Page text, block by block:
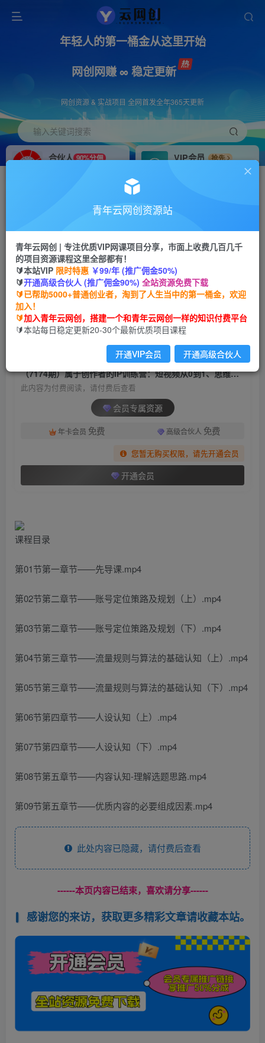
年轻人的第一桶金从这里开始
网创网赚 ∞ 稳定更新
网创资源 & 实战项目 全网首发全年365天更新
输入关键词搜索
合伙人 90%分佣
VIP会员
抢先
搭建同款网站，自己当老板
首页 创业课程 会员专属 正文
（7174期）属于创作者的IP训练营：短视频从0到
1、思维与认知实操课（9节课）
青年云网创
2年前发布
关注 私信
（7174期）属于创作者的IP训练营：短视频从0到1、思维与认知实操课（9节课）
此内容为付费阅读，请付费后查看
会员专属资源
年卡会员 免费 高级合伙人 免费
您暂无购买权限，请先开通会员
开通会员
课程目录
第01节第一章节——先导课.mp4
第02节第二章节——账号定位策路及规划（上）.mp4
第03节第二章节——账号定位策路及规划（下）.mp4
第04节第三章节——流量规则与算法的基础认知（上）.mp4
第05节第三章节——流量规则与算法的基础认知（下）.mp4
第06节第四章节——人设认知（上）.mp4
第07节第四章节——人设认知（下）.mp4
第08节第五章节——内容认知-理解选题思路.mp4
第09节第五章节——优质内容的必要组成因素.mp4
此处内容已隐藏，请付费后查看
------本页内容已结束，喜欢请分享------
感谢您的来访，获取更多精彩文章请收藏本站。
青年云网创资源站
青年云网创 | 专注优质VIP网课项目分享，市面上收费几百几千
的项目资源课程这里全部都有！
🔰本站VIP 限时特惠 ￥99/年 (推广佣金50%)
🔰开通高级合伙人 (推广佣金90%) 全站资源免费下载
🔰已帮助5000+普通创业者，淘到了人生当中的第一桶金，欢迎
加入！
🔰加入青年云网创，搭建一个和青年云网创一样的知识付费平台
🔰本站每日稳定更新20-30个最新优质项目课程
开通VIP会员 开通高级合伙人